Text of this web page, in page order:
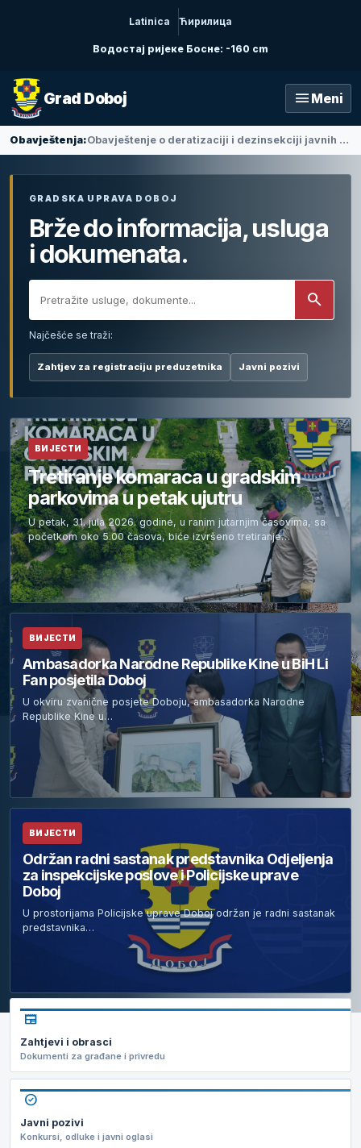
Latinica Ћирилица
Водостај ријеке Босне: -160 cm
Grad Doboj menu Meni
Obavještenja: Obavještenje o deratizaciji i dezinsekciji javnih objekata
GRADSKA UPRAVA DOBOJ
Brže do informacija, usluga
i dokumenata.
search
Najčešće se traži:
Zahtjev za registraciju preduzetnika Javni pozivi
ВИЈЕСТИ
Tretiranje komaraca u gradskim
parkovima u petak ujutru
U petak, 31. jula 2026. godine, u ranim jutarnjim časovima, sa
početkom oko 5.00 časova, biće izvršeno tretiranje…
ВИЈЕСТИ
Ambasadorka Narodne Republike Kine u BiH Li
Fan posjetila Doboj
U okviru zvanične posjete Doboju, ambasadorka Narodne
Republike Kine u…
ВИЈЕСТИ
Održan radni sastanak predstavnika Odjeljenja
za inspekcijske poslove i Policijske uprave
Doboj
U prostorijama Policijske uprave Doboj održan je radni sastanak
predstavnika…
newspaper
Zahtjevi i obrasci
Dokumenti za građane i privredu
check_circle
Javni pozivi
Konkursi, odluke i javni oglasi